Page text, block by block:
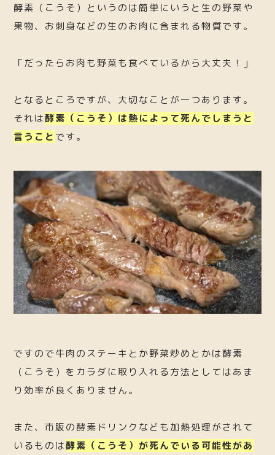
酵素（こうそ）というのは簡単にいうと生の野菜や
果物、お刺身などの生のお肉に含まれる物質です。
「だったらお肉も野菜も食べているから大丈夫！」
となるところですが、大切なことが一つあります。
それは酵素（こうそ）は熱によって死んでしまうと
言うこと です。
ですので牛肉のステーキとか野菜炒めとかは酵素
（こうそ）をカラダに取り入れる方法としてはあま
り効率が良くありません。
また、市販の酵素ドリンクなども加熱処理がされて
いるものは酵素（こうそ）が死んでいる可能性があ